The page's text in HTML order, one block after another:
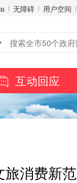
无障碍 用户空间
互动回应
消费新